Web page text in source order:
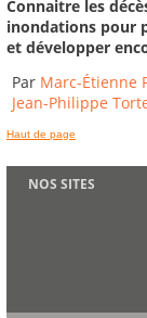
Connaitre les
inondations pour
et développer
Par Marc-Étienne
Jean-Philippe
Haut de page
NOS SITES